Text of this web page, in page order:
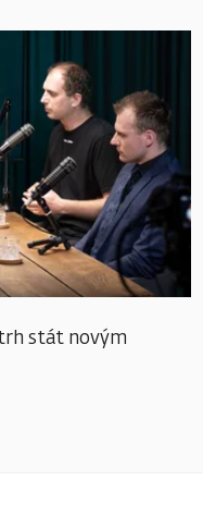
stát novým